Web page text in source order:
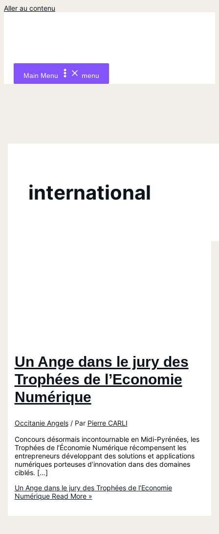
Aller au contenu
Main Menu menu
international
Un Ange dans le jury des
Trophées de l’Economie
Numérique
Occitanie Angels/ Par Pierre CARLI
Concours désormais incontournable en Midi-Pyrénées, les
Trophées de l’Économie Numérique récompensent les
entrepreneurs développant des solutions et applications
numériques porteuses d’innovation dans des domaines
ciblés. […]
Un Ange dans le jury des Trophées de l’Economie
NumériqueRead More »